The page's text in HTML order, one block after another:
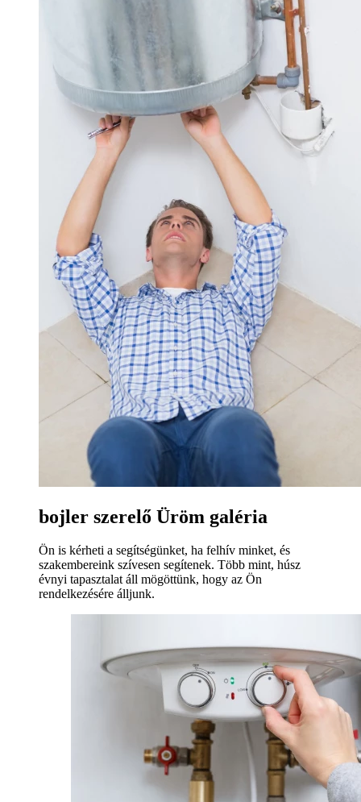
bojler szerelő Üröm galéria
Ön is kérheti a segítségünket, ha felhív minket, és
szakembereink szívesen segítenek. Több mint, húsz
évnyi tapasztalat áll mögöttünk, hogy az Ön
rendelkezésére álljunk.